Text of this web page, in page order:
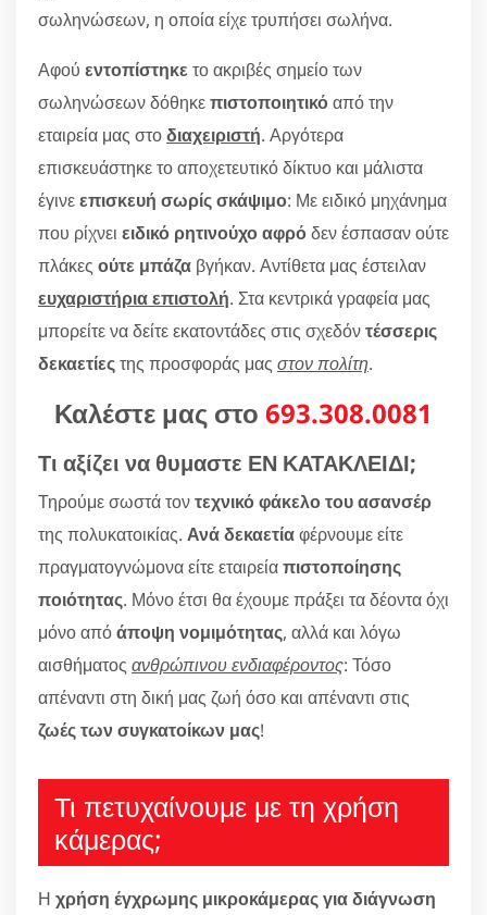
σωληνώσεων, η οποία είχε τρυπήσει σωλήνα.
Αφού εντοπίστηκε το ακριβές σημείο των
σωληνώσεων δόθηκεπιστοποιητικόαπό την
εταιρεία μας στοδιαχειριστή. Αργότερα
επισκευάστηκε το αποχετευτικό δίκτυο και μάλιστα
έγινεεπισκευή σωρίς σκάψιμο: Με ειδικό μηχάνημα
που ρίχνει ειδικό ρητινούχο αφρόδεν έσπασαν ούτε
πλάκες ούτε μπάζα βγήκαν. Αντίθετα μας έστειλαν
ευχαριστήρια επιστολή. Στα κεντρικά γραφεία μας
μπορείτε να δείτε εκατοντάδες στις σχεδόντέσσερις
δεκαετίεςτης προσφοράς μας στον πολίτη.
Καλέστε μας στο 693.308.0081
Τι αξίζει να θυμαστε ΕΝ ΚΑΤΑΚΛΕΙΔΙ;
Τηρούμε σωστά τοντεχνικό φάκελο του ασανσέρ
της πολυκατοικίας. Ανά δεκαετίαφέρνουμε είτε
πραγματογνώμονα είτε εταιρείαπιστοποίησης
ποιότητας. Μόνο έτσι θα έχουμε πράξει τα δέοντα όχι
μόνο απόάποψη νομιμότητας, αλλά και λόγω
αισθήματος ανθρώπινου ενδιαφέροντος: Τόσο
απέναντι στη δική μας ζωή όσο και απέναντι στις
ζωές των συγκατοίκων μας!
Τι πετυχαίνουμε με τη χρήση
κάμερας;
Η χρήση έγχρωμης μικροκάμερας για διάγνωση